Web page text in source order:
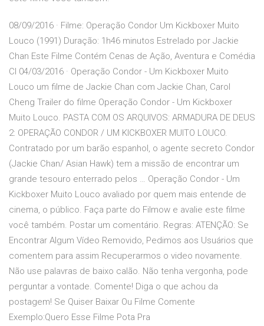
08/09/2016 · Filme: Operação Condor Um Kickboxer Muito
Louco (1991) Duração: 1h46 minutos Estrelado por Jackie
Chan Este Filme Contém Cenas de Ação, Aventura e Comédia
Cl 04/03/2016 · Operação Condor - Um Kickboxer Muito
Louco um filme de Jackie Chan com Jackie Chan, Carol
Cheng Trailer do filme Operação Condor - Um Kickboxer
Muito Louco. PASTA COM OS ARQUIVOS: ARMADURA DE DEUS
2: OPERAÇÃO CONDOR / UM KICKBOXER MUITO LOUCO.
Contratado por um barão espanhol, o agente secreto Condor
(Jackie Chan/ Asian Hawk) tem a missão de encontrar um
grande tesouro enterrado pelos … Operação Condor - Um
Kickboxer Muito Louco avaliado por quem mais entende de
cinema, o público. Faça parte do Filmow e avalie este filme
você também. Postar um comentário. Regras: ATENÇÃO: Se
Encontrar Algum Vídeo Removido, Pedimos aos Usuários que
comentem para assim Recuperarmos o video novamente.
Não use palavras de baixo calão. Não tenha vergonha, pode
perguntar a vontade. Comente! Diga o que achou da
postagem! Se Quiser Baixar Ou Filme Comente
Exemplo:Quero Esse Filme Pota Pra